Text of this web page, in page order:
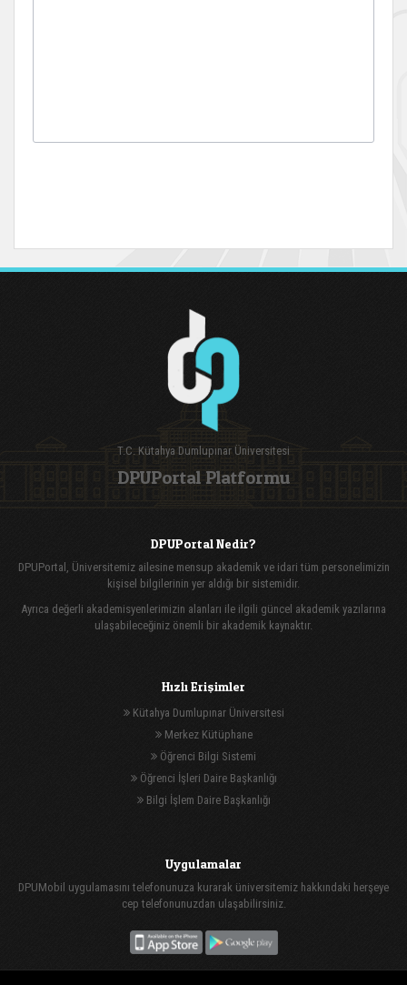
T.C. Kütahya Dumlupınar Üniversitesi
DPUPortal Platformu
DPUPortal Nedir?
DPUPortal, Üniversitemiz ailesine mensup akademik ve idari tüm personelimizin
kişisel bilgilerinin yer aldığı bir sistemidir.
Ayrıca değerli akademisyenlerimizin alanları ile ilgili güncel akademik yazılarına
ulaşabileceğiniz önemli bir akademik kaynaktır.
Hızlı Erişimler
Kütahya Dumlupınar Üniversitesi
Merkez Kütüphane
Öğrenci Bilgi Sistemi
Öğrenci İşleri Daire Başkanlığı
Bilgi İşlem Daire Başkanlığı
Uygulamalar
DPUMobil uygulamasını telefonunuza kurarak üniversitemiz hakkındaki herşeye
cep telefonunuzdan ulaşabilirsiniz.